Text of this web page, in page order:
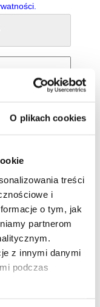
O plikach cookies
treści
i
o tym, jak
partnerom
z innymi danymi
podczas
parkingu
na
Bliskość
ruch